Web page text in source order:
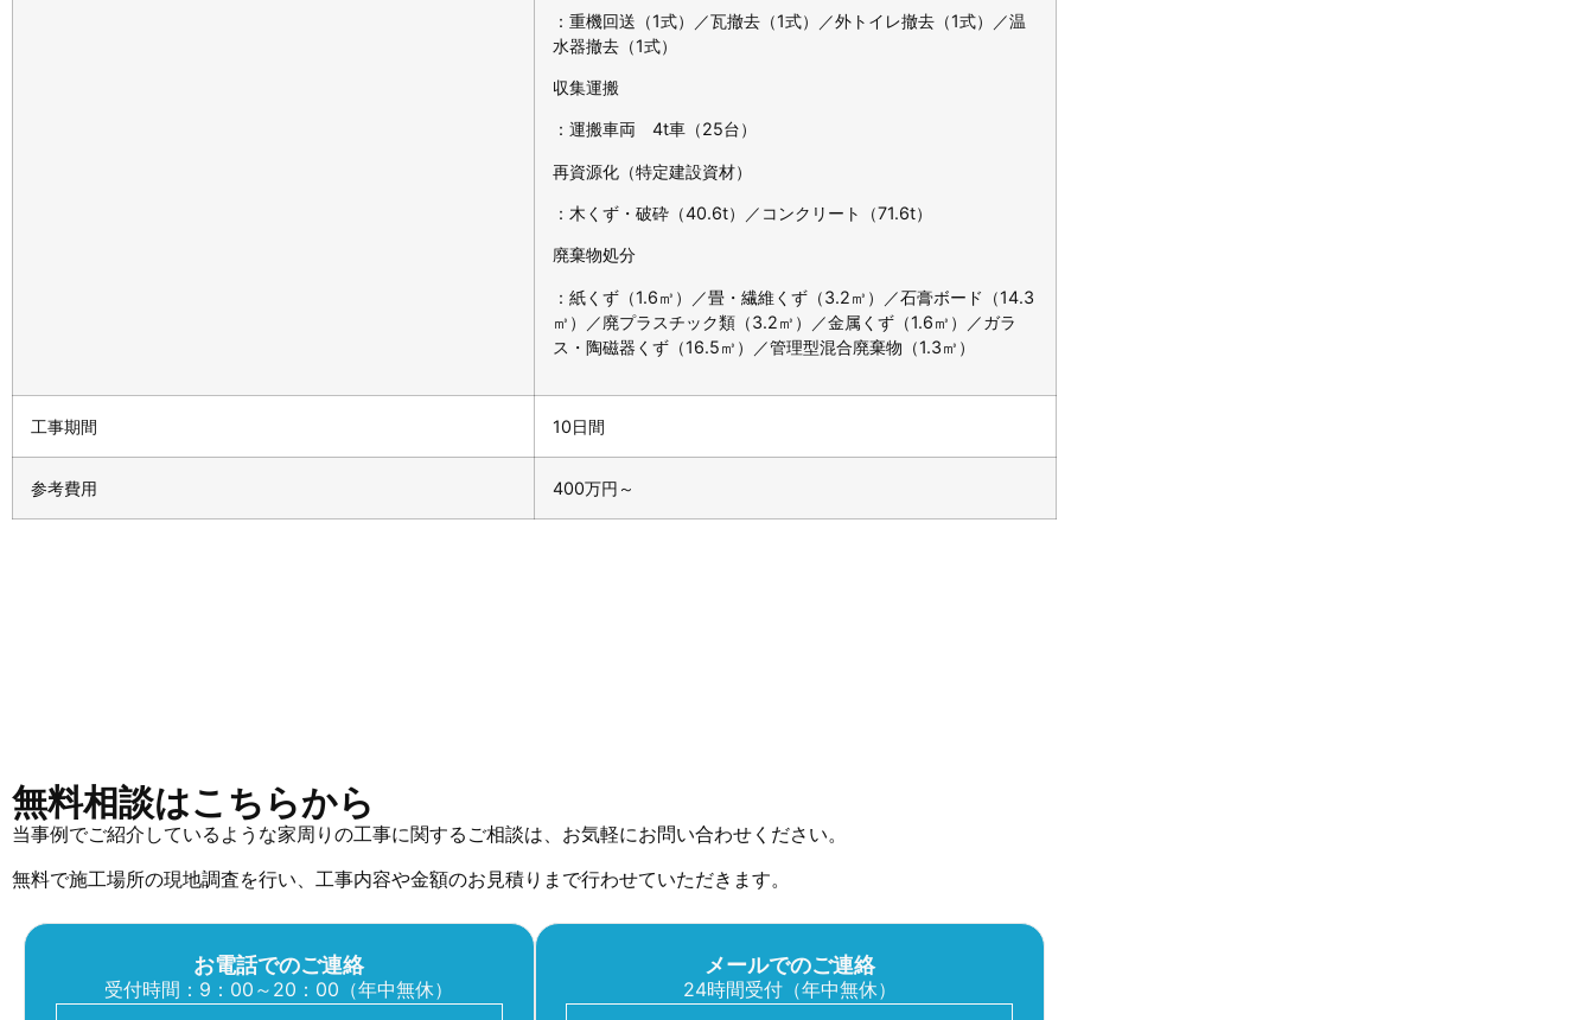
：重機回送（1式）／瓦撤去（1式）／外トイレ撤去（1式）／温
水器撤去（1式）
収集運搬
：運搬車両 4t車（25台）
再資源化（特定建設資材）
：木くず・破砕（40.6t）／コンクリート（71.6t）
廃棄物処分
：紙くず（1.6㎥）／畳・繊維くず（3.2㎥）／石膏ボード（14.3
㎥）／廃プラスチック類（3.2㎥）／金属くず（1.6㎥）／ガラ
ス・陶磁器くず（16.5㎥）／管理型混合廃棄物（1.3㎥）
工事期間 10日間
参考費用 400万円～
無料相談はこちらから
当事例でご紹介しているような家周りの工事に関するご相談は、お気軽にお問い合わせください。
無料で施工場所の現地調査を行い、工事内容や金額のお見積りまで行わせていただきます。
お電話でのご連絡
受付時間：9：00～20：00（年中無休）
メールでのご連絡
24時間受付（年中無休）